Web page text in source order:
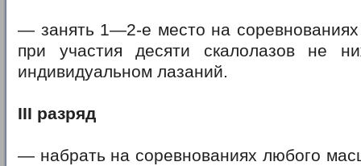
— занять 1—2-е место на
при участия десяти скалолазов не
индивидуальном лазаний.
III разряд
— набрать на соревнованиях любого